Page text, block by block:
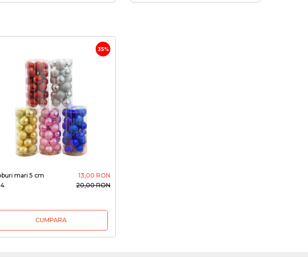
35%
mari 5 cm
13,00 RON
20,00 RON
CUMPARA